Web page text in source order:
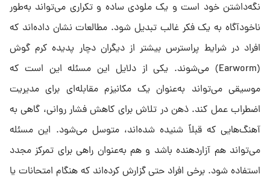
نگه‌داشتن خود است و یک ملودی ساده و تکراری می‌تواند به‌طور
ناخودآگاه به یک فکر غالب تبدیل شود. مطالعات نشان داده‌اند که
افراد در شرایط پراسترس بیشتر از دیگران دچار پدیده کرم گوش
(Earworm) می‌شوند. یکی از دلایل این مسئله این است که
موسیقی می‌تواند به‌عنوان یک مکانیزم مقابله‌ای برای مدیریت
اضطراب عمل کند. ذهن در تلاش برای کاهش فشار روانی، گاهی به
آهنگ‌هایی که قبلاً شنیده شده‌اند، متوسل می‌شود. این مسئله
می‌تواند هم آزاردهنده باشد و هم به‌عنوان راهی برای تمرکز مجدد
استفاده شود. برخی افراد حتی گزارش کرده‌اند که هنگام امتحانات یا